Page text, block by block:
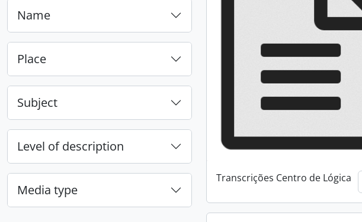
Name
Place
Subject
Level of description
Media type
Transcrições Centro de Lógica